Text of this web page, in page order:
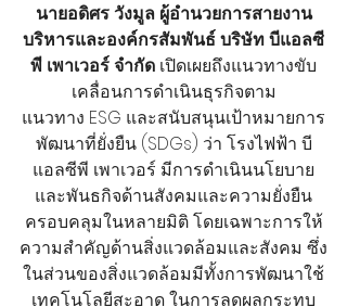
นายอดิศร วังมูล ผู้อำนวยการสายงาน
บริหารและองค์กรสัมพันธ์ บริษัท บีแอลซี
พี เพาเวอร์ จำกัด เปิดเผยถึงแนวทางขับ
เคลื่อนการดำเนินธุรกิจตาม
แนวทาง ESG และสนับสนุนเป้าหมายการ
พัฒนาที่ยั่งยืน (SDGs) ว่า โรงไฟฟ้า บี
แอลซีพี เพาเวอร์ มีการดำเนินนโยบาย
และพันธกิจด้านสังคมและความยั่งยืน
ครอบคลุมในหลายมิติ โดยเฉพาะการให้
ความสำคัญด้านสิ่งแวดล้อมและสังคม ซึ่ง
ในส่วนของสิ่งแวดล้อมมีทั้งการพัฒนาใช้
เทคโนโลยีสะอาด ในการลดผลกระทบ